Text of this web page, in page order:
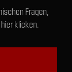
Fragen,
klicken.